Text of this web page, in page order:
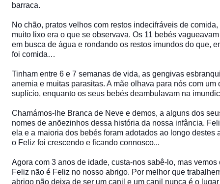
barraca.
No chão, pratos velhos com restos indecifráveis de comida,
muito lixo era o que se observava. Os 11 bebés
em busca de água e rondando os restos imundos do que,
foi comida…
Tinham entre 6 e 7 semanas de vida, as gengivas
anemia e muitas parasitas. A mãe olhava para nós com um
suplício, enquanto os seus bebés deambulavam na
Chamámos-lhe Branca de Neve e demos, a alguns dos
nomes de anõezinhos dessa história da nossa infância.
ela e a maioria dos bebés foram adotados ao longo destes
o Feliz foi crescendo e ficando connosco...
Agora com 3 anos de idade, custa-nos sabê-lo, mas vemos
Feliz não é Feliz no nosso abrigo. Por melhor que
abrigo não deixa de ser um canil e um canil nunca é o